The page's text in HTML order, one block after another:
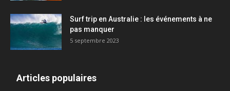
Surf trip en Australie : les événements à ne
pas manquer
5 septembre 2023
Articles populaires